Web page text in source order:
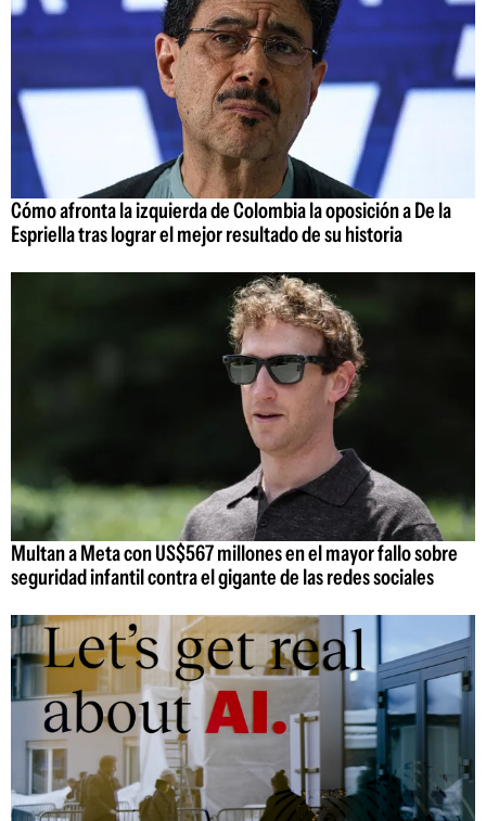
Cómo afronta la izquierda de Colombia la oposición a De la
Espriella tras lograr el mejor resultado de su historia
Multan a Meta con US$567 millones en el mayor fallo sobre
seguridad infantil contra el gigante de las redes sociales